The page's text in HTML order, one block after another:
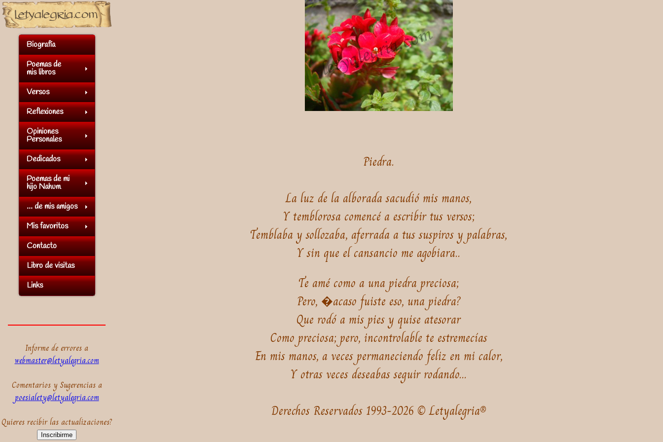
Biografía
Poemas de
mis libros
Versos
Reflexiones
Opiniones
Personales
Dedicados
Poemas de mi
hijo Nahum
... de mis amigos
Mis favoritos
Contacto
Libro de visitas
Links
Informe de errores a
webmaster@letyalegria.com
Comentarios y Sugerencias a
poesialety@letyalegria.com
Quieres recibir las actualizaciones?
Inscribirme
Piedra.
La luz de la alborada sacudió mis manos,
Y temblorosa comencé a escribir tus versos;
Temblaba y sollozaba, aferrada a tus suspiros y palabras,
Y sin que el cansancio me agobiara..
Te amé como a una piedra preciosa;
Pero, �acaso fuiste eso, una piedra?
Que rodó a mis pies y quise atesorar
Como preciosa; pero, incontrolable te estremecías
En mis manos, a veces permaneciendo feliz en mi calor,
Y otras veces deseabas seguir rodando...
Derechos Reservados 1993-2026 © Letyalegria®